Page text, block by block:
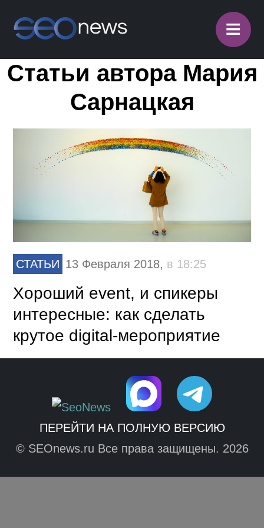
≡
Статьи автора Мария
Сарнацкая
СТАТЬИ 13 Февраля 2018, в 18:25
Хороший event, и спикеры
интересные: как сделать
крутое digital-мероприятие
ПЕРЕЙТИ НА ПОЛНУЮ ВЕРСИЮ
© SEOnews.ru Все права защищены. 2026